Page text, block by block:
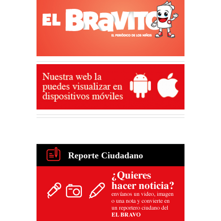
Reporte Ciudadano